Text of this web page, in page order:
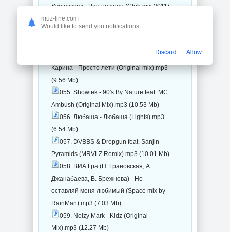
Synteticsax - Рая не зная (Club mix 2011)
(Radio Edit).mp3 (7.08 Mb)
053. Magnificence & Jaz Von D -
054. DJ Сателлит & No Limits project,
Карина - Просто лети (Original mix).mp3
(9.56 Mb)
055. Showtek - 90's By Nature feat. MC
Ambush (Original Mix).mp3 (10.53 Mb)
056. Любаша - Любаша (Lights).mp3
(6.54 Mb)
057. DVBBS & Dropgun feat. Sanjin -
Pyramids (MRVLZ Remix).mp3 (10.01 Mb)
058. ВИА Гра (Н. Грановская, А.
Джанабаева, В. Брежнева) - Не
оставляй меня любимый (Space mix by
RainMan).mp3 (7.03 Mb)
059. Noizy Mark - Kidz (Original
Mix).mp3 (12.27 Mb)
muz-line.com
Would like to send you notifications
Discard Allow